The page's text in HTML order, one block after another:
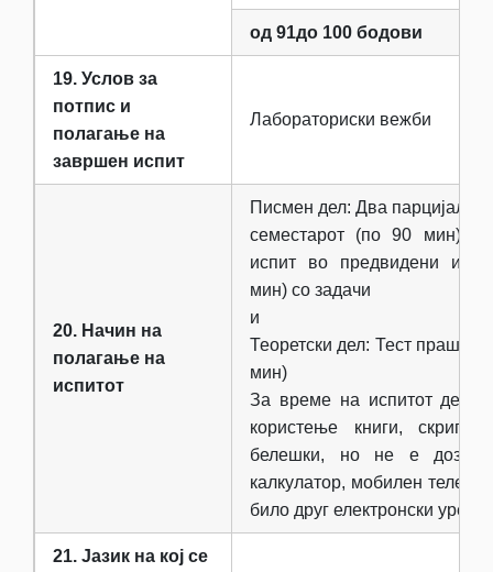
од 91до 100 бодови
19. Услов за
потпис и
полагање на
завршен испит
Лабораториски вежби
20. Начин на
полагање на
испитот
Писмен дел: Два парцијални
семестарот (по 90 мин)
испит во предвидени
мин) со задачи
и
Теоретски дел: Тест
мин)
За време на испитот
користење книги,
белешки, но не е
калкулатор, мобилен
било друг електронски уред.
21. Јазик на кој се